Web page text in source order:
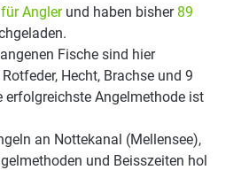
Anglerund haben bisher 89
Fische sind hier
Hecht, Brachse und 9
erfolgreichste Angelmethode ist
an Nottekanal (Mellensee),
und Beisszeiten hol